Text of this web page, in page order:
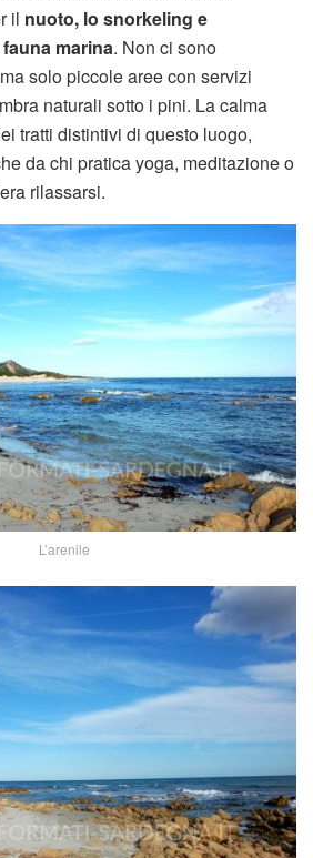
il nuoto, lo snorkeling e
marina. Non ci sono
solo piccole aree con servizi
naturali sotto i pini. La calma
tratti distintivi di questo luogo,
da chi pratica yoga, meditazione o
rilassarsi.
L’arenile